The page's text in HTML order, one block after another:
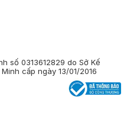
số 0313612829 do Sở Kế
cấp ngày 13/01/2016